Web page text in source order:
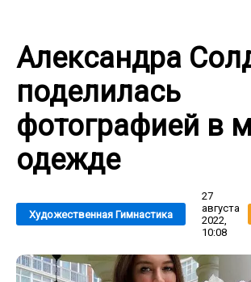
Александра
поделилась
фотографией в
одежде
Художественная Гимнастика
27
августа
2022,
10:08